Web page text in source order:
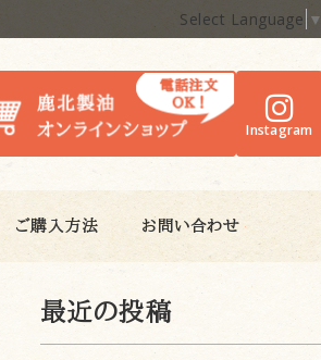
Select Language ▼
Instagram
ご購入方法 お問い合わせ
最近の投稿